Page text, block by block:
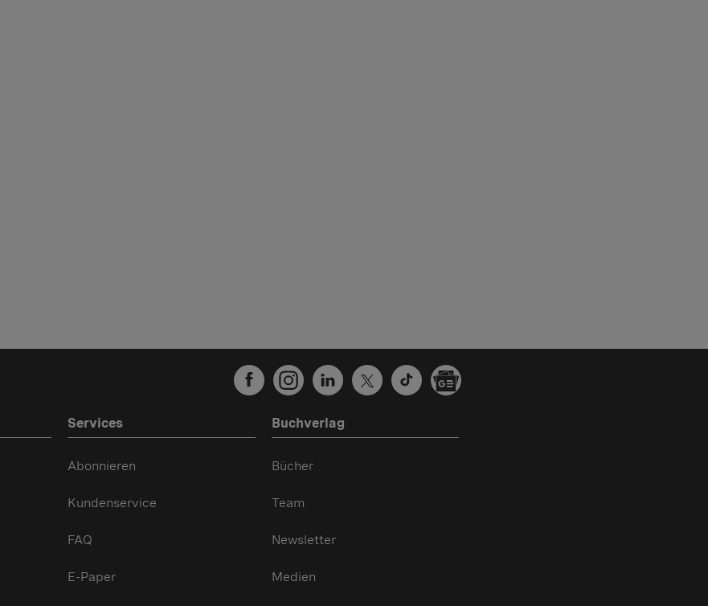
Services
Abonnieren
Kundenservice
FAQ
E-Paper
Buchverlag
Bücher
Team
Newsletter
Medien